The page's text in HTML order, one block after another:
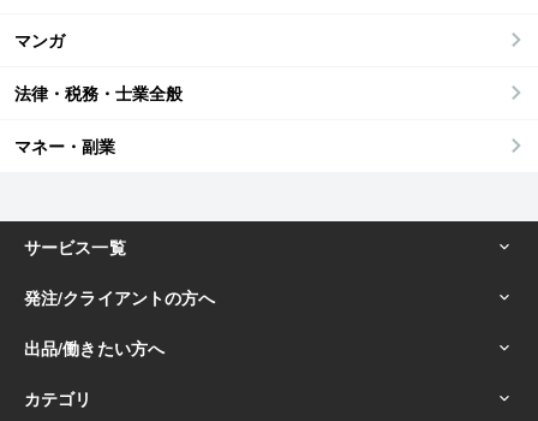
マンガ
法律・税務・士業全般
マネー・副業